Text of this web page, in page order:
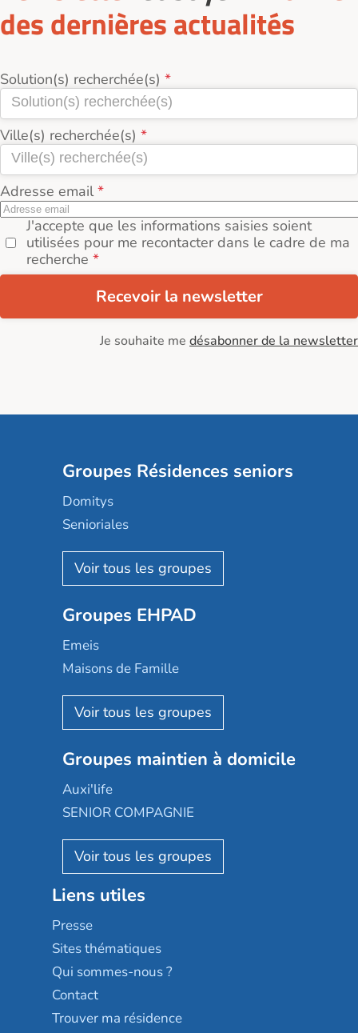
des dernières actualités
Solution(s) recherchée(s)
Ville(s) recherchée(s)
Adresse email
J'accepte que les informations saisies soient
utilisées pour me recontacter dans le cadre de ma
recherche
Recevoir la newsletter
Je souhaite me désabonner de la newsletter
Groupes Résidences seniors
Domitys
Senioriales
Nohée
Les Résidentiels
Mobicap
Domusvi
Happy Senior
Aquarelia
Nexity edenea
Les jardins d'Arcadie
Occitalia
Appartseniors
Reseda
Stella management
Les villages d'or
Sérénys
Résidences services Villa Médicis
Groupes EHPAD
Emeis
Maisons de Famille
Korian
Emera
Groupe SOS
Le Noble Âge
Almage
Résidalya
Groupe aplus
Groupes maintien à domicile
Auxi'life
SENIOR COMPAGNIE
AGE D'OR Services
Liens utiles
Presse
Sites thématiques
Qui sommes-nous ?
Contact
Trouver ma résidence